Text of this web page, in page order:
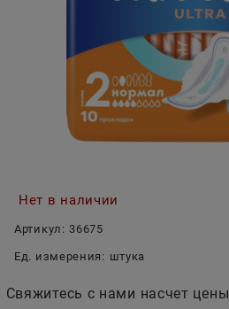
Нет в наличии
Артикул: 36675
Ед. измерения: штука
Свяжитесь с нами насчет цены